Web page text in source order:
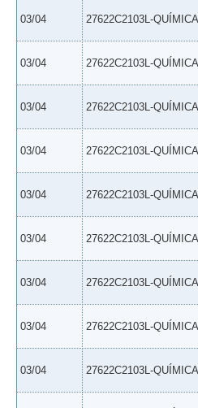
03/04 27622C2103L-
03/04 27622C2103L-
03/04 27622C2103L-
03/04 27622C2103L-
03/04 27622C2103L-
03/04 27622C2103L-
03/04 27622C2103L-
03/04 27622C2103L-
03/04 27622C2103L-